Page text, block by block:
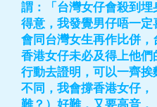
謂：「台灣女仔會殺到
得意，我發覺男仔唔一
會同台灣女生再作比併，
香港女仔未必及得上他
行動去證明，可以一齊
不同，我會撐香港女仔